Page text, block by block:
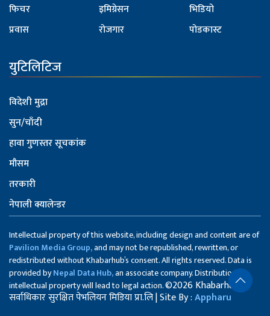
फिचर
प्रवास
इमिग्रेसन
रोजगार
भिडियो
पोडकास्ट
युटिलिटिज
विदेशी मुद्रा
सुन/चाँदी
हावा गुणस्तर सूचकांक
मौसम
तरकारी
नेपाली क्यालेन्डर
Intellectual property of this website, including design and content are of
Pavilion Media Group,and may not be republished, rewritten, or
redistributed without Khabarhub’s consent. All rights reserved. Data is
provided byNepal Data Hub,an associate company. Distribution of
intellectual property will lead to legal action.©2026 Khabarhub
सर्वाधिकार सुरक्षित पेभलियन मिडिया प्रा.लि | Site By :Appharu